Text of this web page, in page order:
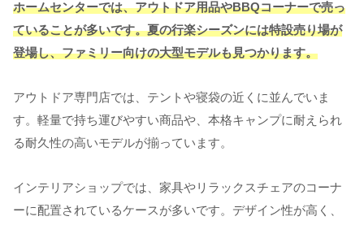
ホームセンターでは、アウトドア用品やBBQコーナーで売っ
ていることが多いです。夏の行楽シーズンには特設売り場が
登場し、ファミリー向けの大型モデルも見つかります。
アウトドア専門店では、テントや寝袋の近くに並んでいま
す。軽量で持ち運びやすい商品や、本格キャンプに耐えられ
る耐久性の高いモデルが揃っています。
インテリアショップでは、家具やリラックスチェアのコーナ
ーに配置されているケースが多いです。デザイン性が高く、